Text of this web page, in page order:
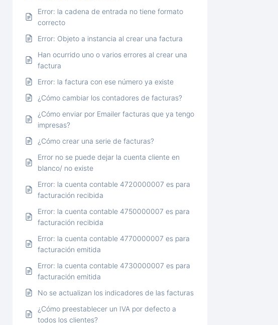
Error: la cadena de entrada no tiene formato
correcto
Error: Objeto a instancia al crear una factura
Han ocurrido uno o varios errores al crear una
factura
Error: la factura con ese número ya existe
¿Cómo cambiar los contadores de facturas?
¿Cómo enviar por Emailer facturas que ya tengo
impresas?
¿Cómo crear una serie de facturas?
Error no se puede dejar la cuenta cliente en
blanco/ no existe
Error: la cuenta contable 4720000007 es para
facturación recibida
Error: la cuenta contable 4750000007 es para
facturación recibida
Error: la cuenta contable 4770000007 es para
facturación emitida
Error: la cuenta contable 4730000007 es para
facturación emitida
No se actualizan los indicadores de las facturas
¿Cómo preestablecer un IVA por defecto a
todos los clientes?